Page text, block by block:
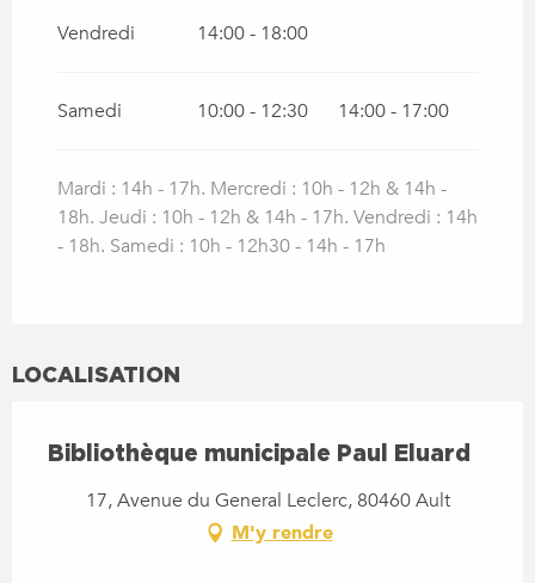
Vendredi 14:00 - 18:00
Samedi 10:00 - 12:30 14:00 - 17:00
Mardi : 14h - 17h. Mercredi : 10h - 12h & 14h -
18h. Jeudi : 10h - 12h & 14h - 17h. Vendredi : 14h
- 18h. Samedi : 10h - 12h30 - 14h - 17h
LOCALISATION
Bibliothèque municipale Paul Eluard
17, Avenue du General Leclerc, 80460 Ault
M'y rendre